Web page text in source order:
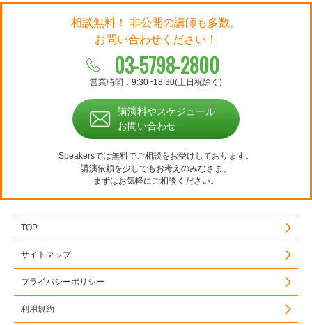
相談無料！ 非公開の講師も多数。
お問い合わせください！
03-5798-2800
営業時間：9:30~18:30(土日祝除く)
講演料やスケジュール
お問い合わせ
Speakersでは無料でご相談をお受けしております。
講演依頼を少しでもお考えのみなさま、
まずはお気軽にご相談ください。
TOP
サイトマップ
プライバシーポリシー
利用規約